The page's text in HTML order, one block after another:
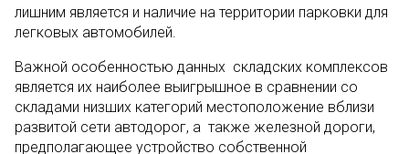
лишним является и наличие на территории парковки для
легковых автомобилей.
Важной особенностью данных складских комплексов
является их наиболее выигрышное в сравнении со
складами низших категорий местоположение вблизи
развитой сети автодорог, а также железной дороги,
предполагающее устройство собственной